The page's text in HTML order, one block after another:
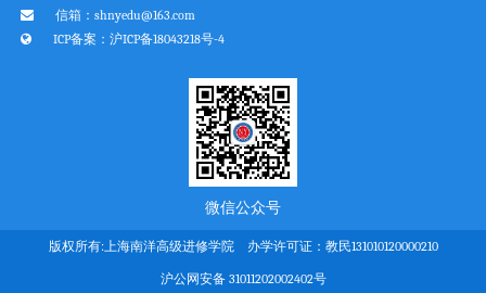
信箱：shnyedu@163.com
ICP备案：沪ICP备18043218号-4
微信公众号
版权所有:上海南洋高级进修学院 办学许可证：教民131010120000210
沪公网安备 31011202002402号